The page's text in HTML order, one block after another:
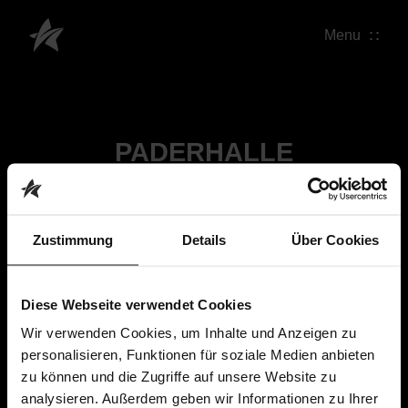
Zustimmung Details Über Cookies
Diese Webseite verwendet Cookies
Wir verwenden Cookies, um Inhalte und Anzeigen zu
personalisieren, Funktionen für soziale Medien anbieten
zu können und die Zugriffe auf unsere Website zu
analysieren. Außerdem geben wir Informationen zu Ihrer
Menu
PADERHALLE